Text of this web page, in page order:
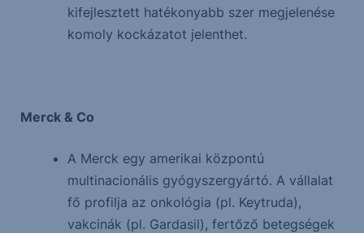
kifejlesztett hatékonyabb szer megjelenése
komoly kockázatot jelenthet.
Merck & Co
A Merck egy amerikai központú
multinacionális gyógyszergyártó. A vállalat
fő profilja az onkológia (pl. Keytruda),
vakcinák (pl. Gardasil), fertőző betegségek